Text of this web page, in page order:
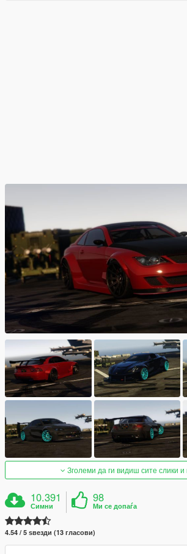
Зголеми да ги видиш сите слики и
10.391
Симни
98
Ми се допаѓа
4.54 / 5 ѕвезди (13 гласови)